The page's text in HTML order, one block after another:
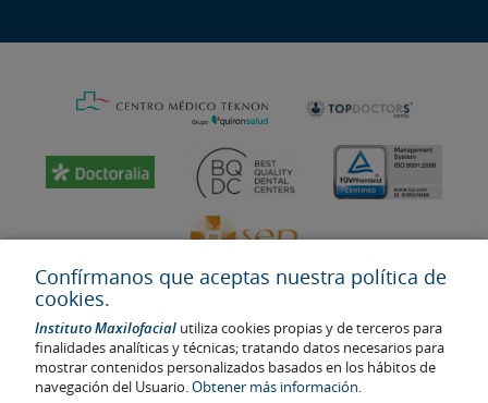
Última actualización: 2023
Confírmanos que aceptas nuestra política de
cookies.
Instituto Maxilofacial utiliza cookies propias y de terceros para
finalidades analíticas y técnicas; tratando datos necesarios para
mostrar contenidos personalizados basados en los hábitos de
navegación del Usuario.Obtener más información.